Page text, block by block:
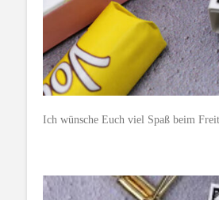
Ich wünsche Euch viel Spaß beim